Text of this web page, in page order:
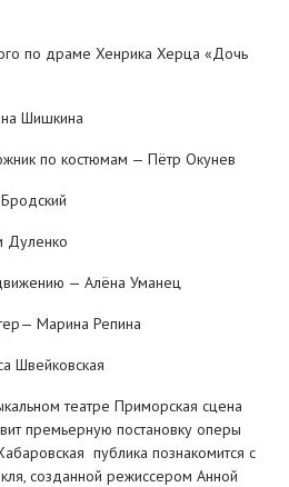
по драме Хенрика Херца «Дочь
Шишкина
по костюмам — Пётр Окунев
Дуленко
— Алёна Уманец
Марина Репина
Швейковская
театре Приморская сцена
премьерную постановку оперы
публика познакомится с
созданной режиссером Анной